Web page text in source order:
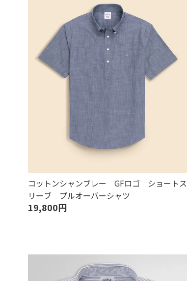
コットンシャンブレー GFロゴ ショートス
リーブ プルオーバーシャツ
19,800円